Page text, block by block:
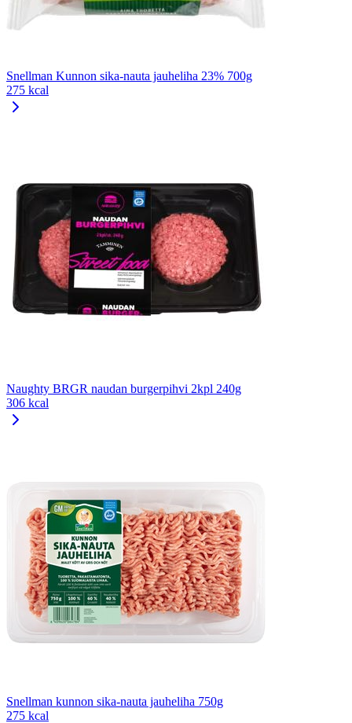
Snellman Kunnon sika-nauta jauheliha 23% 700g
275 kcal
Naughty BRGR naudan burgerpihvi 2kpl 240g
306 kcal
Snellman kunnon sika-nauta jauheliha 750g
275 kcal